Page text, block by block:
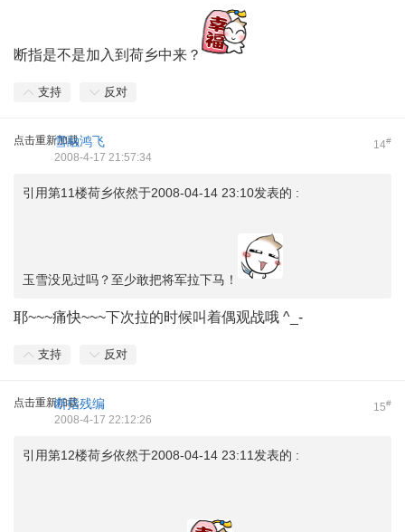
断指是不是加入到荷乡中来？
支持 反对
点击重新加载 14#
雪融鸿飞
2008-4-17 21:57:34
引用第11楼荷乡依然于2008-04-14 23:10发表的 :
玉雪没见过吗？至少敢把将军拉下马！
耶~~~痛快~~~下次拉的时候叫着偶观战哦 ^_-
支持 反对
点击重新加载 15#
断指残编
2008-4-17 22:12:26
引用第12楼荷乡依然于2008-04-14 23:11发表的 :